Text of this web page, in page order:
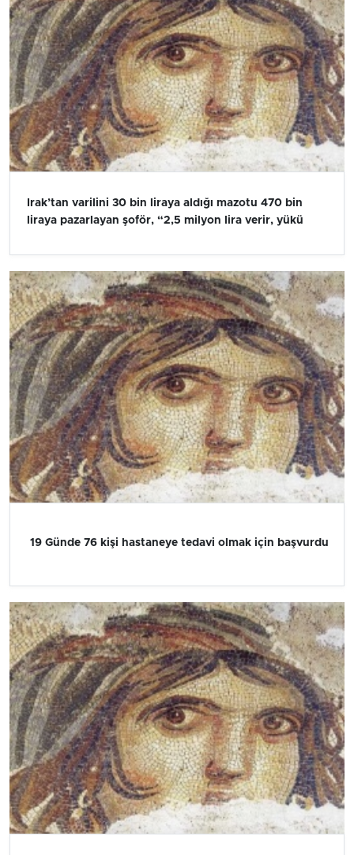
Irak’tan varilini 30 bin liraya aldığı mazotu 470 bin
liraya pazarlayan şoför, “2,5 milyon lira verir, yükü
19 Günde 76 kişi hastaneye tedavi olmak için başvurdu